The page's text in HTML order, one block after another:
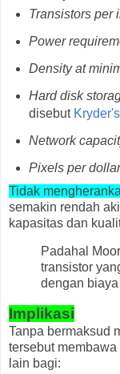
Transistors per
Power
Density at
Hard disk
disebut
Network
Pixels per dollar
Tidak
semakin rendah
kapasitas dan
Padahal
transistor
dengan
Implikasi
Tanpa bermaksud
tersebut
lain bagi: